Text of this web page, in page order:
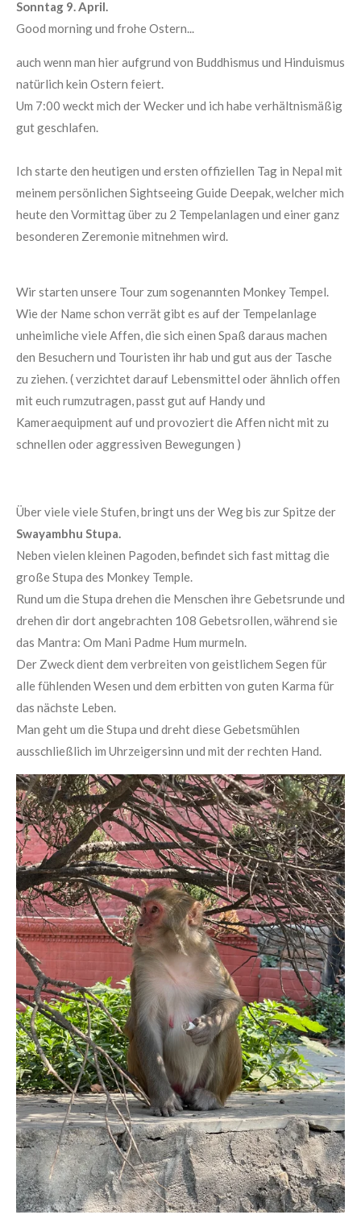
Sonntag 9. April.
Good morning und frohe Ostern...
auch wenn man hier aufgrund von Buddhismus und Hinduismus
natürlich kein Ostern feiert.
Um 7:00 weckt mich der Wecker und ich habe verhältnismäßig
gut geschlafen.
Ich starte den heutigen und ersten offiziellen Tag in Nepal mit
meinem persönlichen Sightseeing Guide Deepak, welcher mich
heute den Vormittag über zu 2 Tempelanlagen und einer ganz
besonderen Zeremonie mitnehmen wird.
Wir starten unsere Tour zum sogenannten Monkey Tempel.
Wie der Name schon verrät gibt es auf der Tempelanlage
unheimliche viele Affen, die sich einen Spaß daraus machen
den Besuchern und Touristen ihr hab und gut aus der Tasche
zu ziehen. ( verzichtet darauf Lebensmittel oder ähnlich offen
mit euch rumzutragen, passt gut auf Handy und
Kameraequipment auf und provoziert die Affen nicht mit zu
schnellen oder aggressiven Bewegungen )
Über viele viele Stufen, bringt uns der Weg bis zur Spitze der
Swayambhu Stupa.
Neben vielen kleinen Pagoden, befindet sich fast mittag die
große Stupa des Monkey Temple.
Rund um die Stupa drehen die Menschen ihre Gebetsrunde und
drehen dir dort angebrachten 108 Gebetsrollen, während sie
das Mantra: Om Mani Padme Hum murmeln.
Der Zweck dient dem verbreiten von geistlichem Segen für
alle fühlenden Wesen und dem erbitten von guten Karma für
das nächste Leben.
Man geht um die Stupa und dreht diese Gebetsmühlen
ausschließlich im Uhrzeigersinn und mit der rechten Hand.